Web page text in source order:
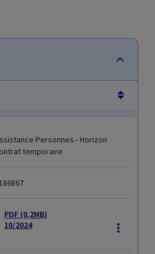
juridiques
néerlandaise
allemande